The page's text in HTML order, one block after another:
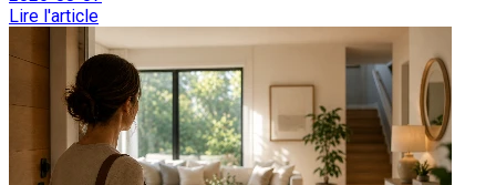
Lire l'article